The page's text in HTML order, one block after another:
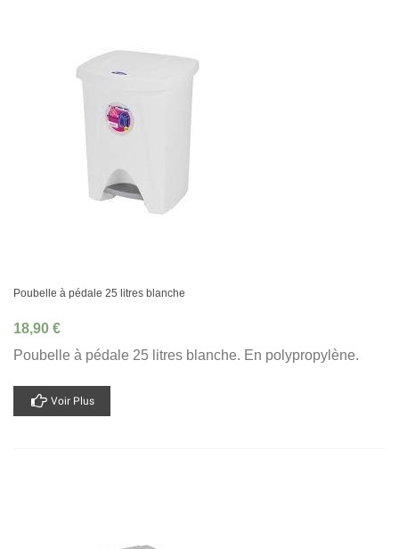
Poubelle à pédale 25 litres blanche
18,90 €
Poubelle à pédale 25 litres blanche. En polypropylène.
Voir Plus